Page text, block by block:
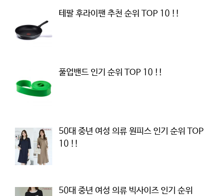
테팔 후라이팬 추천 순위 TOP 10 !!
풀업밴드 인기 순위 TOP 10 !!
50대 중년 여성 의류 원피스 인기 순위 TOP
10 !!
50대 중년 여성 의류 빅사이즈 인기 순위